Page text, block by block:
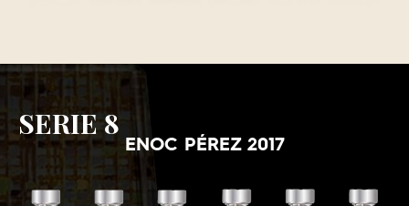
SERIE 8
ENOC PÉREZ 2017